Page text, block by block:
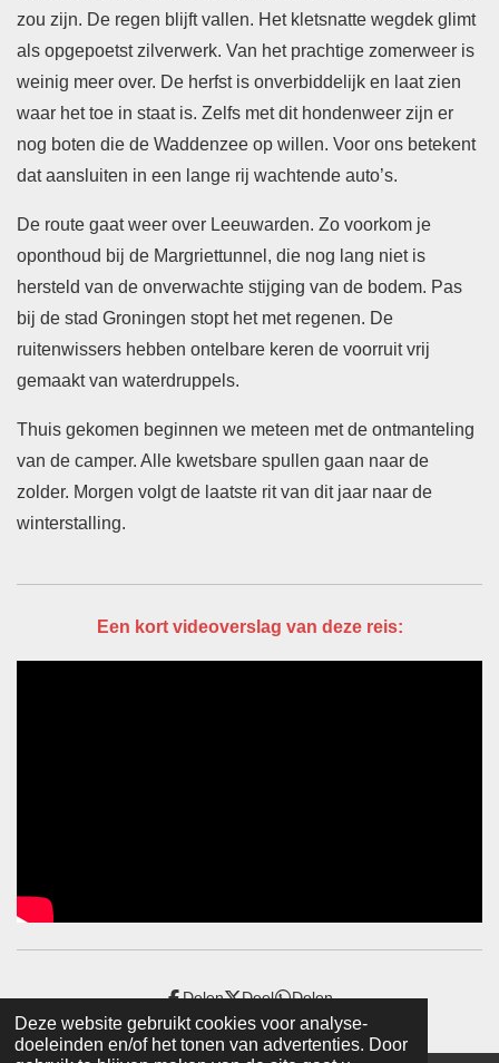
Deze website gebruikt cookies voor analyse-
doeleinden en/of het tonen van advertenties. Door
zou zijn. De regen blijft vallen. Het kletsnatte wegdek glimt
als opgepoetst zilverwerk. Van het prachtige zomerweer is
weinig meer over. De herfst is onverbiddelijk en laat zien
waar het toe in staat is. Zelfs met dit hondenweer zijn er
nog boten die de Waddenzee op willen. Voor ons betekent
dat aansluiten in een lange rij wachtende auto’s.
De route gaat weer over Leeuwarden. Zo voorkom je
oponthoud bij de Margriettunnel, die nog lang niet is
hersteld van de onverwachte stijging van de bodem. Pas
bij de stad Groningen stopt het met regenen. De
ruitenwissers hebben ontelbare keren de voorruit vrij
gemaakt van waterdruppels.
Thuis gekomen beginnen we meteen met de ontmanteling
van de camper. Alle kwetsbare spullen gaan naar de
zolder. Morgen volgt de laatste rit van dit jaar naar de
winterstalling.
Een kort videoverslag van deze reis:
Delen Deel Delen